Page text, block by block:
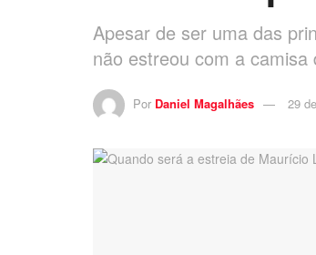
Apesar de ser uma das
não estreou com a camisa
Por Daniel Magalhães 29